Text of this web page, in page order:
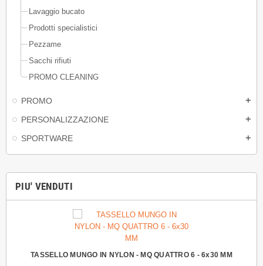
Lavaggio bucato
Prodotti specialistici
Pezzame
Sacchi rifiuti
PROMO CLEANING
PROMO add
PERSONALIZZAZIONE add
SPORTWARE add
PIU' VENDUTI
TASSELLO MUNGO IN NYLON - MQ QUATTRO 6 - 6x30 MM